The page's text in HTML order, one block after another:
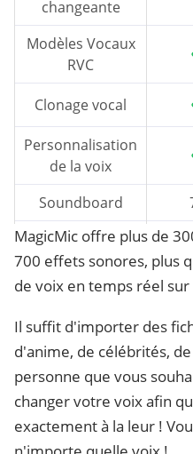
changeante
Modèles Vocaux
RVC
Clonage vocal
Personnalisation
de la voix
Soundboard
A
MagicMic offre plus de
700 effets sonores, plus
de voix en temps réel
Il suffit d'importer des
d'anime, de célébrités,
personne que vous
changer votre voix afin
exactement à la leur !